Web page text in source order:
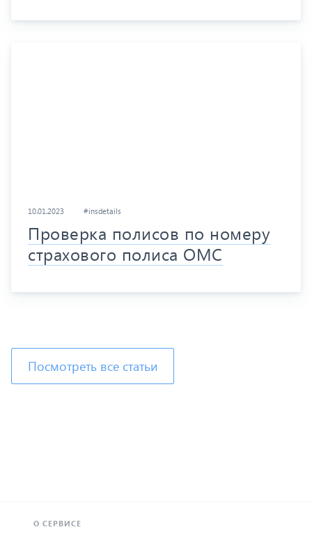
10.01.2023 #insdetails
Проверка полисов по номеру
страхового полиса ОМС
Посмотреть все статьи
О СЕРВИСЕ